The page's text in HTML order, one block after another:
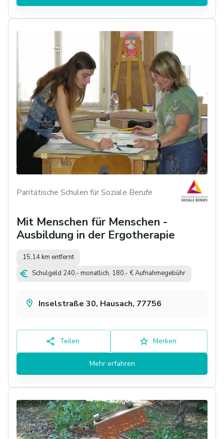
Paritätische Schulen für Soziale Berufe
Mit Menschen für Menschen -
Ausbildung in der Ergotherapie
15,14 km entfernt
Schulgeld 240,- monatlich, 180,- € Aufnahmegebühr
Inselstraße 30, Hausach, 77756
Teilen Merken
Mehr erfahren